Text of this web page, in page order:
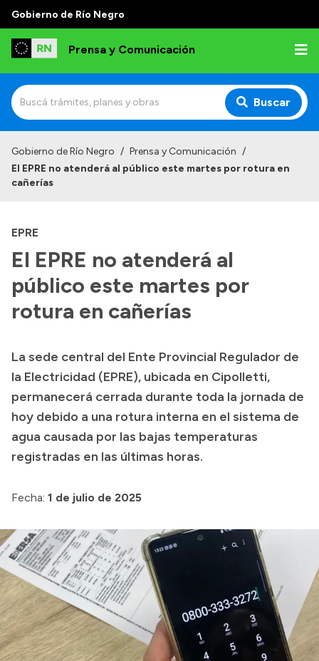
Gobierno de Río Negro
Prensa y Comunicación
Buscar
Institucional
Referentes de prensa
Archivo de noticias
Transparencia
Boletín Oficial
Compras y licitaciones
Consulta de expedientes
Consulta de pago a proveedores
Convocatorias
Gobierno de Río Negro / Prensa y Comunicación /
El EPRE no atenderá al público este martes por rotura en
cañerías
EPRE
El EPRE no atenderá al
público este martes por
rotura en cañerías
La sede central del Ente Provincial Regulador de
la Electricidad (EPRE), ubicada en Cipolletti,
permanecerá cerrada durante toda la jornada de
hoy debido a una rotura interna en el sistema de
agua causada por las bajas temperaturas
registradas en las últimas horas.
Fecha: 1 de julio de 2025